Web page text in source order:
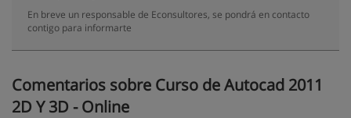
En breve un responsable de Econsultores, se pondrá en contacto
contigo para informarte
Comentarios sobre Curso de Autocad 2011
2D Y 3D - Online